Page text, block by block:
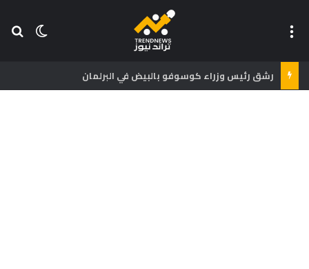
الوضع
رشق رئيس وزراء كوسوفو بالبيض في البرلمان